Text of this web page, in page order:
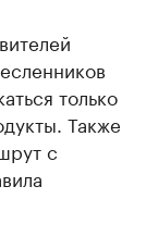
только
Также
с